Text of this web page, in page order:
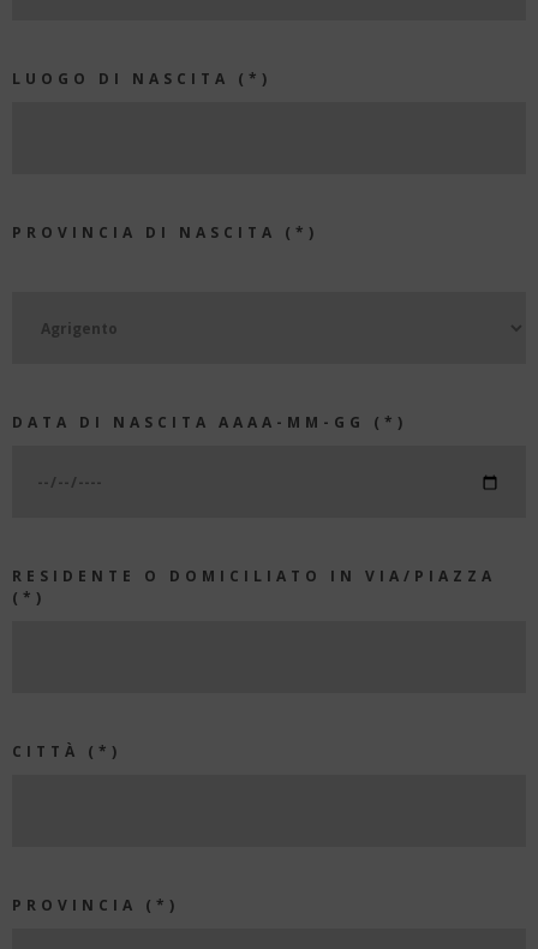
LUOGO DI NASCITA (*)
PROVINCIA DI NASCITA (*)
DATA DI NASCITA AAAA-MM-GG (*)
RESIDENTE O DOMICILIATO IN VIA/PIAZZA
(*)
CITTÀ (*)
PROVINCIA (*)